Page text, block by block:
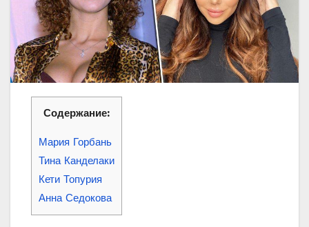
Содержание:
Мария Горбань
Тина Канделаки
Кети Топурия
Анна Седокова